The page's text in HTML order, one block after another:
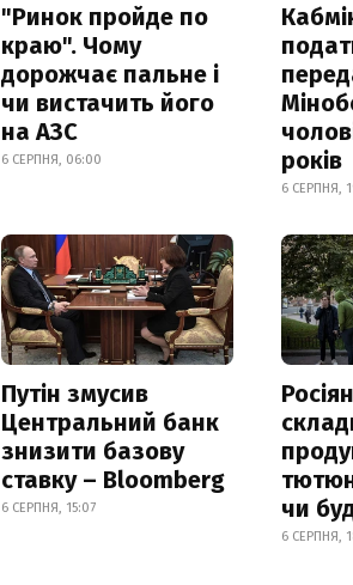
"Ринок пройде по
краю". Чому
дорожчає пальне і
чи вистачить його
на АЗС
6 СЕРПНЯ, 06:00
років
6 СЕРПНЯ,
Путін змусив
Центральний банк
знизити базову
ставку – Bloomberg
6 СЕРПНЯ, 15:07
чи
6 СЕРПНЯ,